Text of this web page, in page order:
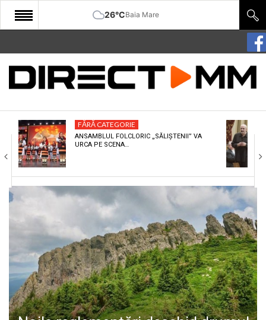
26°CBaia Mare
START
COMUNITATE
CULTURA
ECONOMIE
SANATATE
SPECIAL
POLITIC
LIFE
FĂRĂ CATEGORIE
ANSAMBLUL FOLCLORIC „SĂLIȘTENII” VA
URCA PE SCENA…